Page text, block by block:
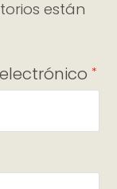
están
*